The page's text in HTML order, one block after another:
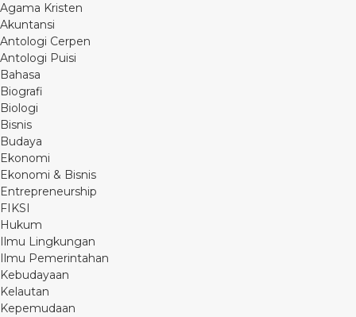
Agama Kristen
Akuntansi
Antologi Cerpen
Antologi Puisi
Bahasa
Biografi
Biologi
Bisnis
Budaya
Ekonomi
Ekonomi & Bisnis
Entrepreneurship
FIKSI
Hukum
Ilmu Lingkungan
Ilmu Pemerintahan
Kebudayaan
Kelautan
Kepemudaan